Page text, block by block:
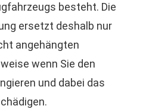
besteht. Die
ersetzt deshalb nur
angehängten
wenn Sie den
und dabei das